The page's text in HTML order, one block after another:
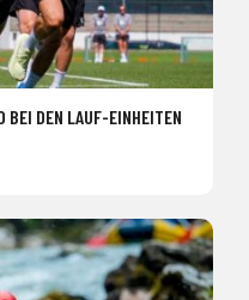
BEI DEN LAUF-EINHEITEN